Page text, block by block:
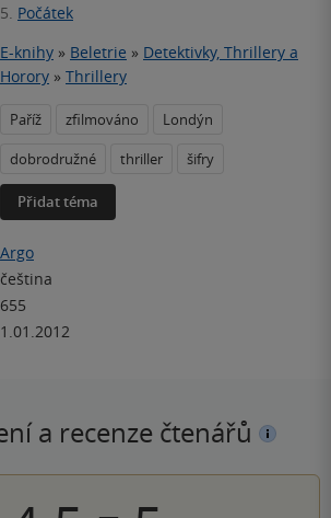
5. Počátek
E-knihy » Beletrie » Detektivky, Thrillery a
Horory » Thrillery
Paříž zfilmováno
Londýn
dobrodružné
thriller šifry
Přidat téma
Argo
čeština
655
1.01.2012
a recenze čtenářů